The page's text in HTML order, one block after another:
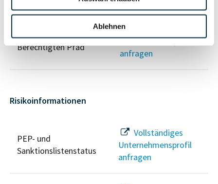
Ablehnen
Wirtschaftlich
Berechtigten Pfad
Unternehmensprofil
anfragen
Risikoinformationen
PEP- und
Sanktionslistenstatus
Vollständiges
Unternehmensprofil
anfragen